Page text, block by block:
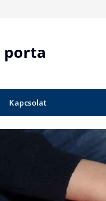
porta
Kapcsolat